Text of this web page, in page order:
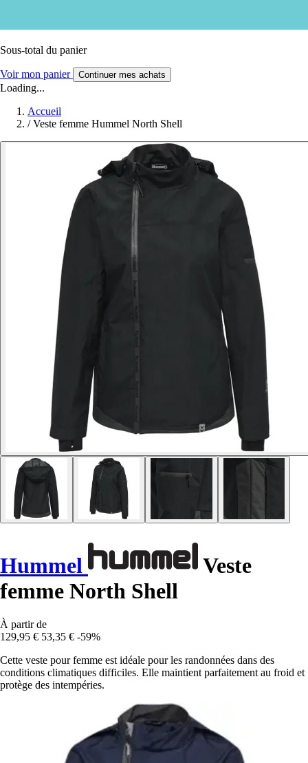
Sous-total du panier
Voir mon panier Continuer mes achats
Loading...
Accueil
/ Veste femme Hummel North Shell
Hummel
Veste
femme North Shell
À partir de
129,95 € 53,35 € -59%
Cette veste pour femme est idéale pour les randonnées dans des
conditions climatiques difficiles. Elle maintient parfaitement au froid et
protège des intempéries.